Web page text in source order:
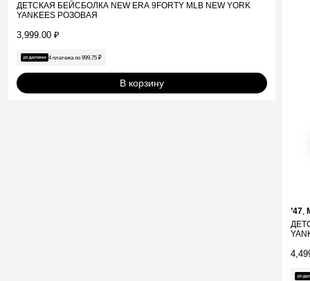
ДЕТСКАЯ БЕЙСБОЛКА NEW ERA 9FORTY MLB NEW YORK
YANKEES РОЗОВАЯ
3,999.00 ₽
4 платежа по 999.75 ₽
В корзину
’47,